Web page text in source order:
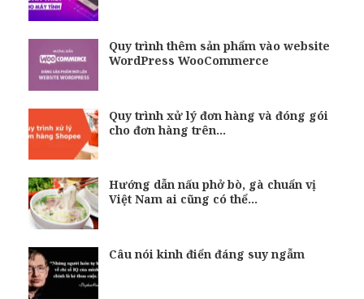
Quy trình thêm sản phẩm vào website
WordPress WooCommerce
Quy trình xử lý đơn hàng và đóng gói
cho đơn hàng trên…
Hướng dẫn nấu phở bò, gà chuẩn vị
Việt Nam ai cũng có thể…
Câu nói kinh điển đáng suy ngẫm